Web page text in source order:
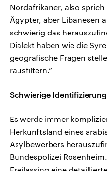
Nordafrikaner, also sprich
Ägypter, aber Libanesen
schwierig das
Dialekt haben wie die
geografische Fragen
rausfiltern.“
Schwierige Identifizierung
Es werde immer
Herkunftsland eines
Asylbewerbers
Bundespolizei